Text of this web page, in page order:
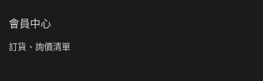
會員中心
訂貨、詢價清單